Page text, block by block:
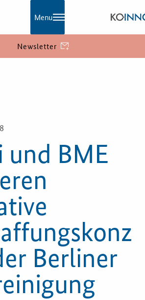
Menu
Newsletter
und BME
Berliner